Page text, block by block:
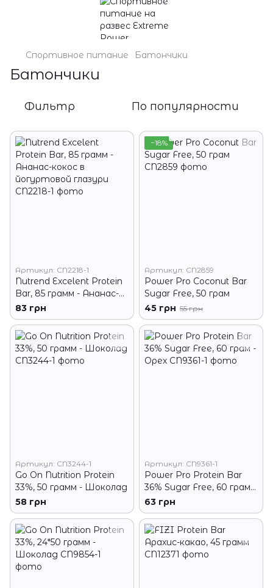
Спортивное питание Батончики
Батончики
Фильтр По популярности
Артикул: CN2218-1
Nutrend Excelent Protein
Bar, 85 грамм - Ананас-
кокос в йогуртовой
глазури
83 грн
−18%
Артикул: CN2859
Power Pro Coconut Bar
Sugar Free, 50 грам
45 грн 55 грн
Артикул: CN3244-1
Go On Nutrition Protein
33%, 50 грамм - Шоколад
58 грн
Артикул: CN9361-1
Power Pro Protein Bar
36% Sugar Free, 60 грам -
Орех
63 грн